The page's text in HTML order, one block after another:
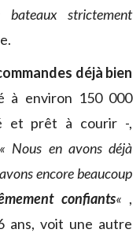
strictement
déjà bien
à environ 150 000
et prêt à courir -,
« Nous en avons déjà
encore beaucoup
confiants« ,
ans, voit une autre